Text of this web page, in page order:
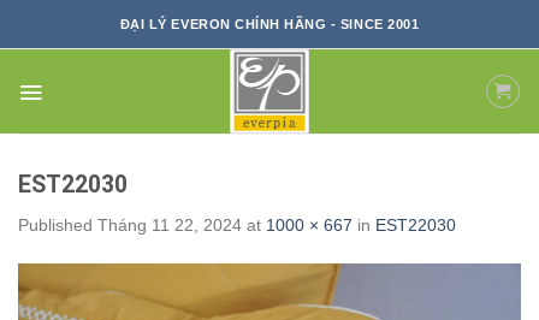
ĐẠI LÝ EVERON CHÍNH HÃNG - SINCE 2001
EST22030
Published Tháng 11 22, 2024 at 1000 × 667 in EST22030